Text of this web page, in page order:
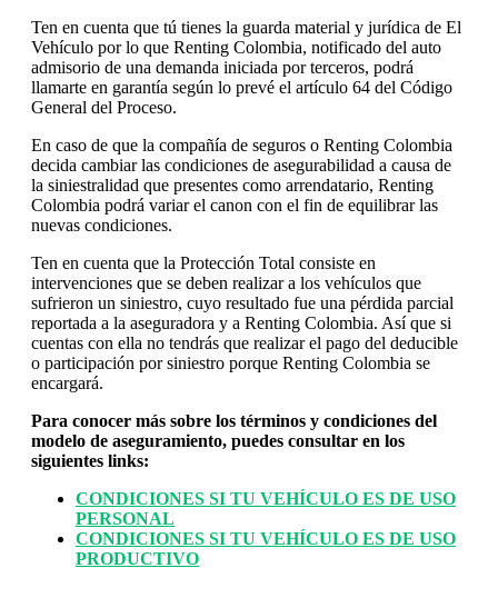
Ten en cuenta que tú tienes la guarda material y jurídica de El
Vehículo por lo que Renting Colombia, notificado del auto
admisorio de una demanda iniciada por terceros, podrá
llamarte en garantía según lo prevé el artículo 64 del Código
General del Proceso.
En caso de que la compañía de seguros o Renting Colombia
decida cambiar las condiciones de asegurabilidad a causa de
la siniestralidad que presentes como arrendatario, Renting
Colombia podrá variar el canon con el fin de equilibrar las
nuevas condiciones.
Ten en cuenta que la Protección Total consiste en
intervenciones que se deben realizar a los vehículos que
sufrieron un siniestro, cuyo resultado fue una pérdida parcial
reportada a la aseguradora y a Renting Colombia. Así que si
cuentas con ella no tendrás que realizar el pago del deducible
o participación por siniestro porque Renting Colombia se
encargará.
Para conocer más sobre los términos y condiciones del
modelo de aseguramiento, puedes consultar en los
siguientes links:
CONDICIONES SI TU VEHÍCULO ES DE USO
PERSONAL
CONDICIONES SI TU VEHÍCULO ES DE USO
PRODUCTIVO